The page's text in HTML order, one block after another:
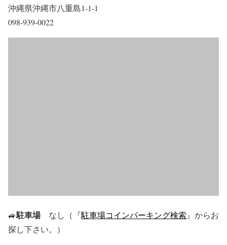
沖縄県沖縄市八重島1-1-1
098-939-0022
🚙駐車場なし（『駐車場コインパーキング検索 』からお
探し下さい。）